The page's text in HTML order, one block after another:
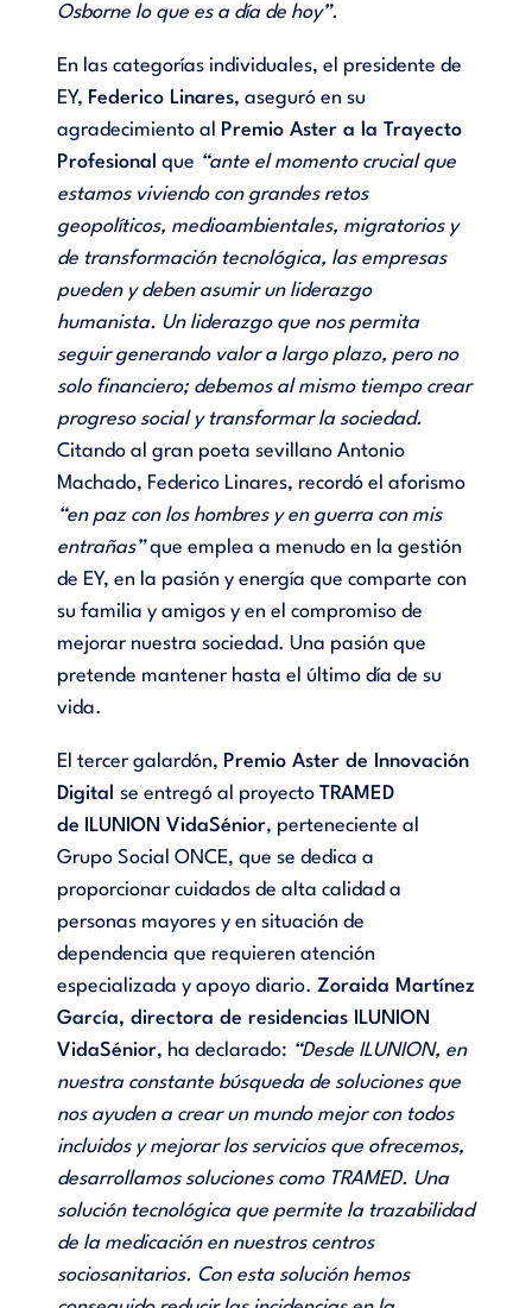
Osborne lo que es a día de hoy”.
En las categorías individuales, el presidente de
EY, Federico Linares, aseguró en su
agradecimiento al
Premio Aster a la Trayecto
Profesional que “ante el momento crucial que
estamos viviendo con grandes retos
geopolíticos, medioambientales, migratorios y
de transformación tecnológica, las empresas
pueden y deben asumir un liderazgo
humanista. Un liderazgo que nos permita
seguir generando valor a largo plazo, pero no
solo financiero; debemos al mismo tiempo crear
progreso social y transformar la sociedad.
Citando al gran poeta sevillano Antonio
Machado, Federico Linares, recordó el aforismo
“en paz con los hombres y en guerra con mis
entrañas”que emplea a menudo en la gestión
de EY, en la pasión y energía que comparte con
su familia y amigos y en el compromiso de
mejorar nuestra sociedad. Una pasión que
pretende mantener hasta el último día de su
vida.
El tercer galardón, Premio Aster de Innovación
Digital se entregó al proyecto TRAMED
de
ILUNION VidaSénior, perteneciente al
Grupo Social ONCE, que se dedica a
proporcionar cuidados de alta calidad a
personas mayores y en situación de
dependencia que requieren atención
especializada y apoyo diario. Zoraida Martínez
García, directora de residencias ILUNION
VidaSénior, ha declarado: “Desde ILUNION, en
nuestra constante búsqueda de soluciones que
nos ayuden a crear un mundo mejor con todos
incluidos y mejorar los servicios que ofrecemos,
desarrollamos soluciones como TRAMED. Una
solución tecnológica que permite la trazabilidad
de la medicación en nuestros centros
sociosanitarios. Con esta solución hemos